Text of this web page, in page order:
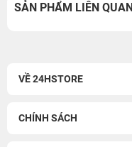
SẢN PHẨM LIÊN QUAN
VỀ 24HSTORE
CHÍNH SÁCH